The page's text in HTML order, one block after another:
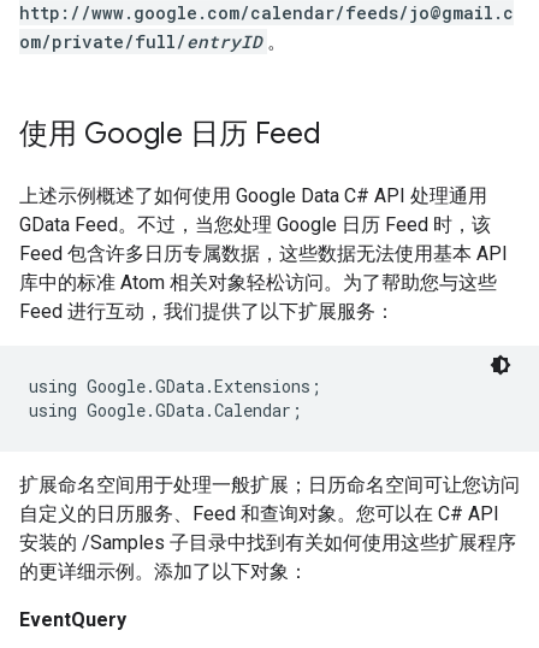
http://www.google.com/calendar/feeds/jo@gmail.c
om/private/full/entryID 。
使用 Google 日历 Feed
上述示例概述了如何使用 Google Data C# API 处理通用
GData Feed。不过，当您处理 Google 日历 Feed 时，该
Feed 包含许多日历专属数据，这些数据无法使用基本 API
库中的标准 Atom 相关对象轻松访问。为了帮助您与这些
Feed 进行互动，我们提供了以下扩展服务：
using Google.GData.Extensions;
using Google.GData.Calendar;
扩展命名空间用于处理一般扩展；日历命名空间可让您访问
自定义的日历服务、Feed 和查询对象。您可以在 C# API
安装的 /Samples 子目录中找到有关如何使用这些扩展程序
的更详细示例。添加了以下对象：
EventQuery